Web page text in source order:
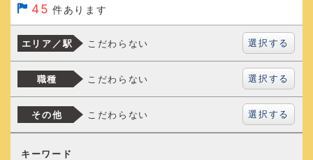
45 件あります
エリア／駅 こだわらない 選択する
職種 こだわらない 選択する
その他 こだわらない 選択する
キーワード